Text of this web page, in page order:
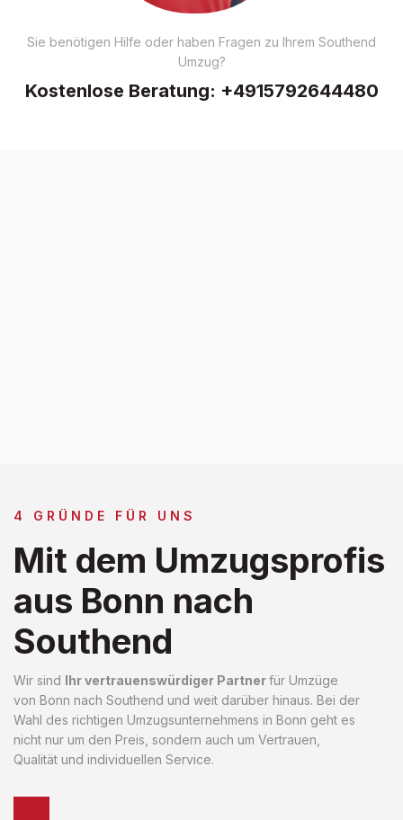
Sie benötigen Hilfe oder haben Fragen zu Ihrem Southend
Umzug?
Kostenlose Beratung: +4915792644480
4 GRÜNDE FÜR UNS
Mit dem Umzugsprofis
aus Bonn nach
Southend
Wir sind Ihr vertrauenswürdiger Partnerfür Umzüge
von Bonn nach Southend und weit darüber hinaus. Bei der
Wahl des richtigen Umzugsunternehmens in Bonn geht es
nicht nur um den Preis, sondern auch um Vertrauen,
Qualität und individuellen Service.